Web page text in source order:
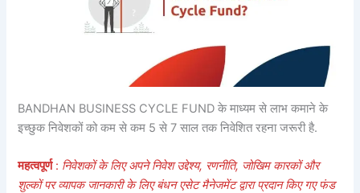
BANDHAN BUSINESS CYCLE FUND के माध्यम से लाभ कमाने के
इच्छुक निवेशकों को कम से कम 5 से 7 साल तक निवेशित रहना जरूरी है.
महत्वपूर्ण: निवेशकों के लिए अपने निवेश उद्देश्य, रणनीति, जोखिम कारकों और
शुल्कों पर व्यापक जानकारी के लिए बंधन एसेट मैनेजमेंट द्वारा प्रदान किए गए फंड